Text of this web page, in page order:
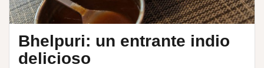
Bhelpuri: un entrante indio
delicioso